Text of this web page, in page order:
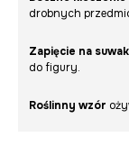
drobnych
Zapięcie na
do figury.
Roślinny wzór